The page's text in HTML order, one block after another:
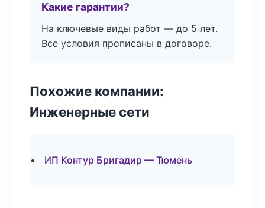
Какие гарантии?
На ключевые виды работ — до 5 лет.
Все условия прописаны в договоре.
Похожие компании:
Инженерные сети
ИП Контур Бригадир — Тюмень